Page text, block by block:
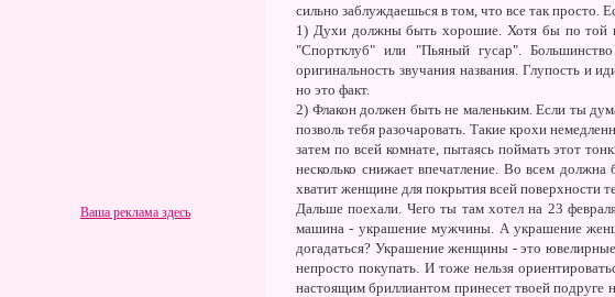
Ваша реклама здесь
сильно заблуждаешься в том, что все так просто.
1) Духи должны быть хорошие. Хотя бы по той
"Спортклуб" или "Пьяный гусар".
оригинальность звучания названия. Глупость и
но это факт.
2) Флакон должен быть не маленьким. Если ты
позволь тебя разочаровать. Такие крохи
затем по всей комнате, пытаясь поймать этот
несколько снижает впечатление. Во всем
хватит женщине для покрытия всей поверхности
Дальше поехали. Чего ты там хотел на 23
машина - украшение мужчины. А украшение
догадаться? Украшение женщины - это
непросто покупать. И тоже нельзя
настоящим бриллиантом принесет твоей подруге